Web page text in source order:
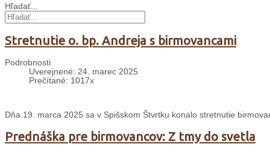
Hľadať...
Stretnutie o. bp. Andreja s birmovancami
Podrobnosti
Uverejnené: 24. marec 2025
Prečítané: 1017x
Dňa 19. marca 2025 sa v Spišskom Štvrtku konalo stretnutie
Prednáška pre birmovancov: Z tmy do svetla